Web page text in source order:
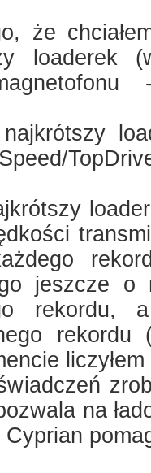
że
loaderek
jeszcze o
rekordu
na